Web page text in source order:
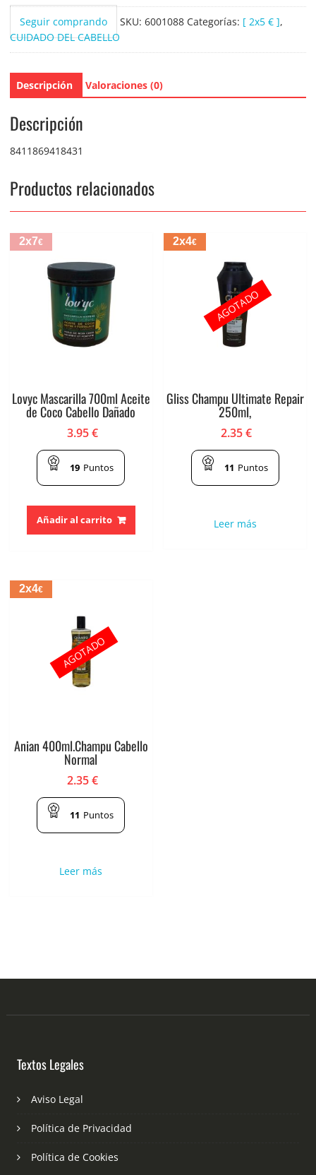
nº5.25
Borgoña
cantidad
Seguir comprando SKU: 6001088 Categorías: [ 2x5 € ],
CUIDADO DEL CABELLO
Descripción Valoraciones (0)
Descripción
8411869418431
Productos relacionados
2x7€
Lovyc Mascarilla 700ml Aceite
de Coco Cabello Dañado
3.95€
19 Puntos
Añadir al carrito
2x4€
Gliss Champu Ultimate Repair
250ml,
2.35€
11 Puntos
Leer más
AGOTADO
2x4€
Anian 400ml.Champu Cabello
Normal
2.35€
11 Puntos
Leer más
AGOTADO
Textos Legales
Aviso Legal
Política de Privacidad
Política de Cookies